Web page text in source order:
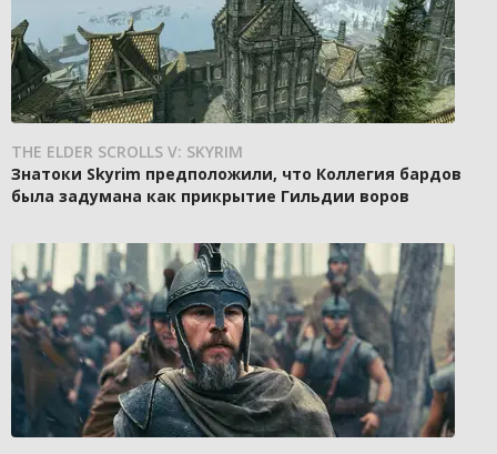
THE ELDER SCROLLS V: SKYRIM
Знатоки Skyrim предположили, что Коллегия бардов
была задумана как прикрытие Гильдии воров